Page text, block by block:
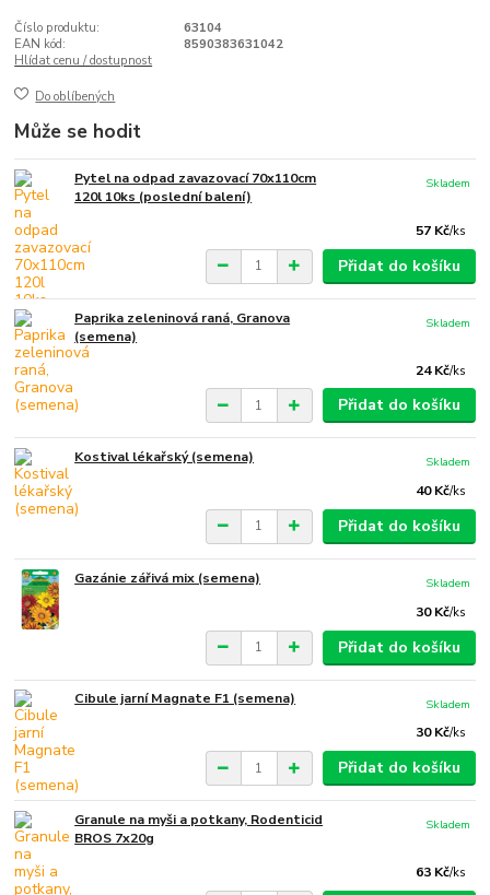
Číslo produktu:
63104
EAN kód:
8590383631042
Hlídat cenu / dostupnost
Do oblíbených
Může se hodit
Pytel na odpad zavazovací 70x110cm
120l 10ks (poslední balení)
57 Kč/ks
Skladem
Přidat do košíku
Paprika zeleninová raná, Granova
(semena)
24 Kč/ks
Skladem
Přidat do košíku
Kostival lékařský (semena)
40 Kč/ks
Skladem
Přidat do košíku
Gazánie zářivá mix (semena)
30 Kč/ks
Skladem
Přidat do košíku
Cibule jarní Magnate F1 (semena)
30 Kč/ks
Skladem
Přidat do košíku
Granule na myši a potkany, Rodenticid
BROS 7x20g
63 Kč/ks
Skladem